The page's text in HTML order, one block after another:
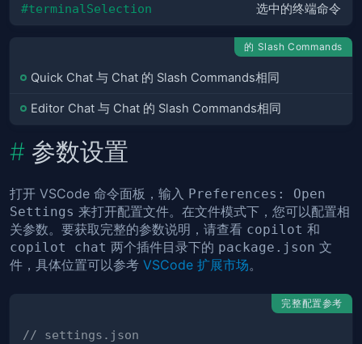
#terminalSelection 选中的终端命令
的 Slash Commands
Quick Chat 与 Chat 的 Slash Commands相同
Editor Chat 与 Chat 的 Slash Commands相同
参数设置
打开 VSCode 命令面板，输入 Preferences: Open
Settings 来打开配置文件。在文件模式下，您可以配置相
关参数。要获取完整的参数说明，请查看 copilot 和
copilot chat 两个插件目录下的 package.json 文
件，具体位置可以参考 VSCode 扩展市场。
完整配置参考
// settings.json